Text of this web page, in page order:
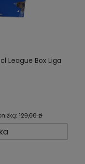
League Box Liga
129,00 zł